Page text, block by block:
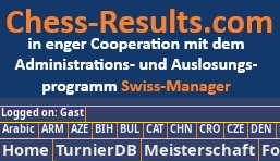
Logged on: Gast
Arabic ARM AZE BIH BUL CAT CHN CRO CZE DEN
Home TurnierDB Meisterschaft